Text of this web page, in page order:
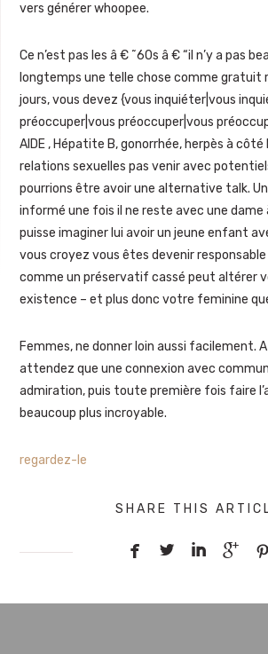
vers générer whoopee.
Ce n’est pas les â € ˜60s â € “il n’y a pas
longtemps une telle chose comme gratuit
jours, vous devez {vous inquiéter|vous
préoccuper|vous préoccuper|vous
AIDE , Hépatite B, gonorrhée, herpès à côté
relations sexuelles pas venir avec
pourrions être avoir une alternative talk. Un
informé une fois il ne reste avec une dame
puisse imaginer lui avoir un jeune enfant
vous croyez vous êtes devenir responsable
comme un préservatif cassé peut altérer
existence – et plus donc votre feminine
Femmes, ne donner loin aussi facilement.
attendez que une connexion avec
admiration, puis toute première fois faire
beaucoup plus incroyable.
regardez-le
SHARE THIS
    